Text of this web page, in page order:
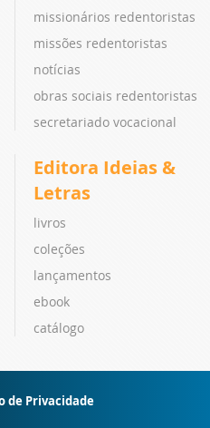
missionários redentoristas
missões redentoristas
notícias
obras sociais redentoristas
secretariado vocacional
Editora Ideias &
Letras
livros
coleções
lançamentos
ebook
catálogo
de Privacidade